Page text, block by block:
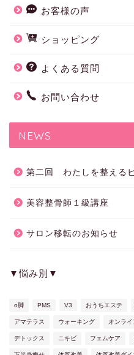
お客様の声
ショッピング
よくある質問
お問い合わせ
NEWS
第二回 わたしを整える
美容整骨師１級講座
サロン移転のお知らせ
▼悩み別▼
o脚 PMS V3 おうちエステ
アマテラス ウォーキング オンラ
デトックス ニキビ フェムケア